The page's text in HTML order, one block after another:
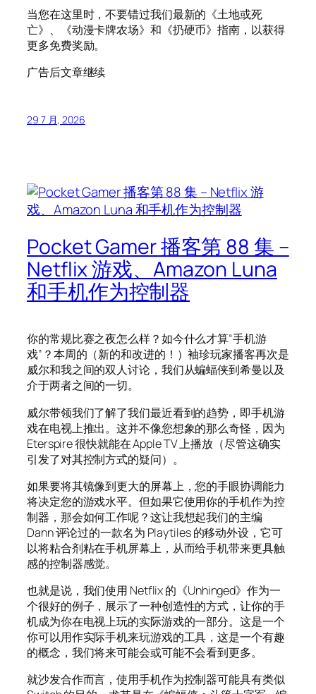
当您在这里时，不要错过我们最新的《土地或死
亡》、《动漫卡牌农场》和《扔硬币》指南，以获得
更多免费奖励。
广告后文章继续
29 7 月, 2026
Pocket Gamer 播客第 88 集 –
Netflix 游戏、Amazon Luna
和手机作为控制器
你的常规比赛之夜怎么样？如今什么才算“手机游
戏”？本周的（新的和改进的！）袖珍玩家播客再次是
威尔和我之间的双人讨论，我们从蝙蝠侠到希曼以及
介于两者之间的一切。
威尔带领我们了解了我们最近看到的趋势，即手机游
戏在电视上推出。这并不像您想象的那么奇怪，因为
Eterspire 很快就能在 Apple TV 上播放（尽管这确实
引发了对其控制方式的疑问）。
如果要将其镜像到更大的屏幕上，您的手眼协调能力
将决定您的游戏水平。但如果它使用你的手机作为控
制器，那会如何工作呢？这让我想起我们的主编
Dann 评论过的一款名为 Playtiles 的移动外设，它可
以将粘合剂粘在手机屏幕上，从而给手机带来更具触
感的控制器感觉。
也就是说，我们使用 Netflix 的《Unhinged》作为一
个很好的例子，展示了一种创造性的方式，让你的手
机成为你在电视上玩的实际游戏的一部分。这是一个
你可以用作实际手机来玩游戏的工具，这是一个有趣
的概念，我们将来可能会或可能不会看到更多。
就沙发合作而言，使用手机作为控制器可能具有类似